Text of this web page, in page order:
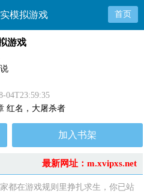
模拟游戏 首页
游戏
04T23:59:35
红名，大屠杀者
加入书架
最新网址：m.xvipxs.net
都在游戏规则里挣扎求生，你已站